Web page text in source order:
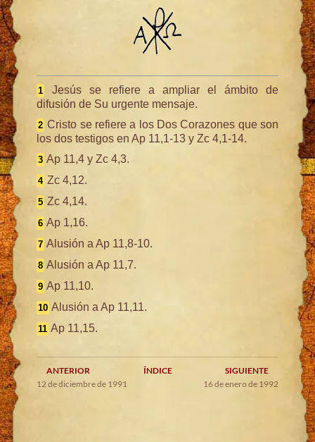
1
Jesús se refiere a ampliar el ámbito de
difusión de Su urgente mensaje.
2 Cristo se refiere a los Dos Corazones que son
los dos testigos en Ap 11,1-13 y Zc 4,1-14.
3 Ap 11,4 y Zc 4,3.
4 Zc 4,12.
5 Zc 4,14.
6 Ap 1,16.
7 Alusión a Ap 11,8-10.
8 Alusión a Ap 11,7.
9 Ap 11,10.
10 Alusión a Ap 11,11.
11 Ap 11,15.
ANTERIOR ÍNDICE
SIGUIENTE
12 de diciembre de 1991
16 de enero de 1992